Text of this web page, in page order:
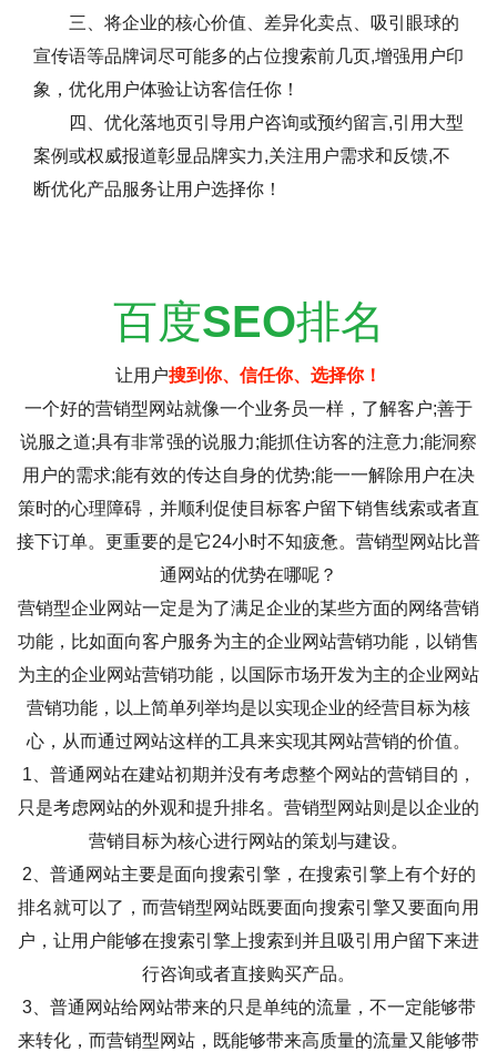
三、将企业的核心价值、差异化卖点、吸引眼球的
宣传语等品牌词尽可能多的占位搜索前几页,增强用户印
象，优化用户体验让访客信任你！
四、优化落地页引导用户咨询或预约留言,引用大型
案例或权威报道彰显品牌实力,关注用户需求和反馈,不
断优化产品服务让用户选择你！
百度SEO排名
让用户搜到你、信任你、选择你！
一个好的营销型网站就像一个业务员一样，了解客户;善于
说服之道;具有非常强的说服力;能抓住访客的注意力;能洞察
用户的需求;能有效的传达自身的优势;能一一解除用户在决
策时的心理障碍，并顺利促使目标客户留下销售线索或者直
接下订单。更重要的是它24小时不知疲惫。营销型网站比普
通网站的优势在哪呢？
营销型企业网站一定是为了满足企业的某些方面的网络营销
功能，比如面向客户服务为主的企业网站营销功能，以销售
为主的企业网站营销功能，以国际市场开发为主的企业网站
营销功能，以上简单列举均是以实现企业的经营目标为核
心，从而通过网站这样的工具来实现其网站营销的价值。
1、普通网站在建站初期并没有考虑整个网站的营销目的，
只是考虑网站的外观和提升排名。营销型网站则是以企业的
营销目标为核心进行网站的策划与建设。
2、普通网站主要是面向搜索引擎，在搜索引擎上有个好的
排名就可以了，而营销型网站既要面向搜索引擎又要面向用
户，让用户能够在搜索引擎上搜索到并且吸引用户留下来进
行咨询或者直接购买产品。
3、普通网站给网站带来的只是单纯的流量，不一定能够带
来转化，而营销型网站，既能够带来高质量的流量又能够带